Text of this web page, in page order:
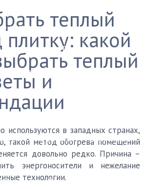
и стяжка
и т.д.
Плинтуса
полов
Деревянный пол
Ковролин
Ламинат
Наливной пол
Паркет
Пробковый пол
теплый
какой
теплый
и
используются в западных странах,
такой метод обогрева помещений
довольно редко. Причина –
энергоносители и нежелание
технологии.